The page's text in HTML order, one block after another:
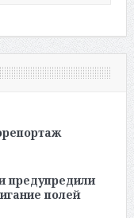
предупредили
полей